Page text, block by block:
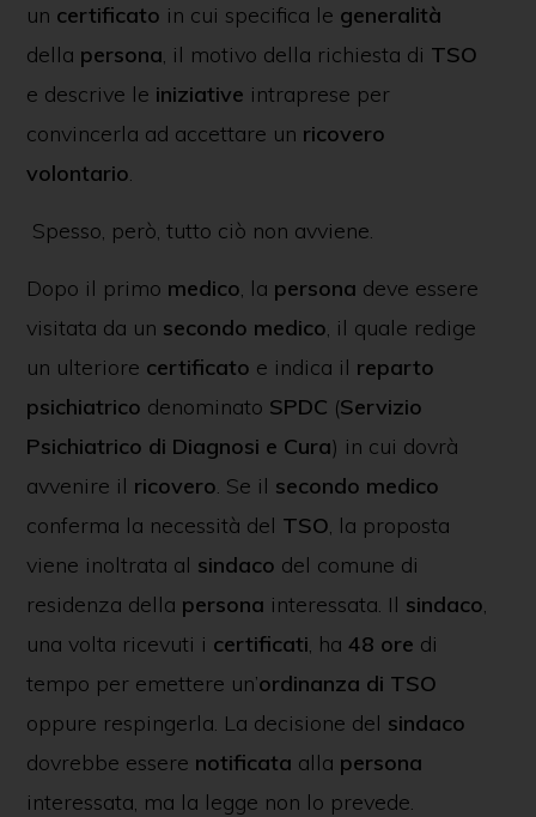
un certificato in cui specifica le generalità
della persona, il motivo della richiesta di TSO
e descrive le iniziative intraprese per
convincerla ad accettare un ricovero
volontario.
Spesso, però, tutto ciò non avviene.
Dopo il primo medico, la persona deve essere
visitata da un secondo medico, il quale redige
un ulteriore certificato e indica il reparto
psichiatrico denominato SPDC (Servizio
Psichiatrico di Diagnosi e Cura) in cui dovrà
avvenire il ricovero. Se il secondo medico
conferma la necessità del TSO, la proposta
viene inoltrata al sindaco del comune di
residenza della persona interessata. Il sindaco,
una volta ricevuti i certificati, ha 48 ore di
tempo per emettere un’ordinanza di TSO
oppure respingerla. La decisione del sindaco
dovrebbe essere notificata alla persona
interessata, ma la legge non lo prevede.